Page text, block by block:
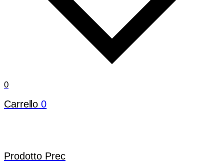
0
Carrello 0
Prodotto Prec